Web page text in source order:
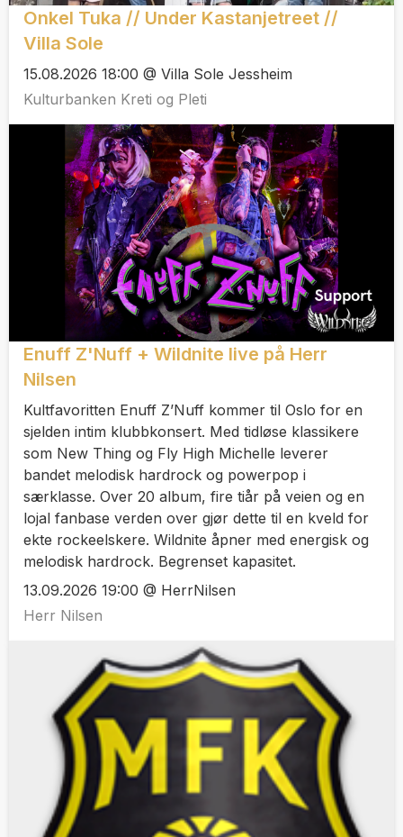
Onkel Tuka // Under Kastanjetreet //
Villa Sole
15.08.2026 18:00 @ Villa Sole Jessheim
Kulturbanken Kreti og Pleti
Enuff Z'Nuff + Wildnite live på Herr
Nilsen
Kultfavoritten Enuff Z’Nuff kommer til Oslo for en
sjelden intim klubbkonsert. Med tidløse klassikere
som New Thing og Fly High Michelle leverer
bandet melodisk hardrock og powerpop i
særklasse. Over 20 album, fire tiår på veien og en
lojal fanbase verden over gjør dette til en kveld for
ekte rockeelskere. Wildnite åpner med energisk og
melodisk hardrock. Begrenset kapasitet.
13.09.2026 19:00 @ HerrNilsen
Herr Nilsen